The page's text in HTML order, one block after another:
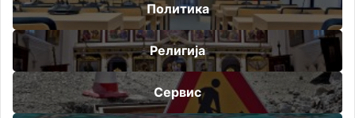
Политика
Религија
Сервис